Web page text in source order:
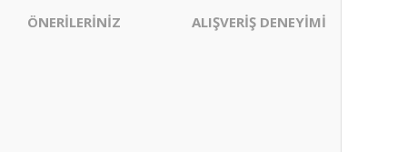
ÖNERİLERİNİZ ALIŞVERİŞ DENEYİMİ